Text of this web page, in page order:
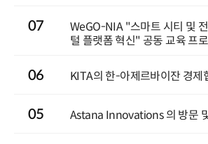
07
WeGO-NIA "스마트 시티 및
털 플랫폼 혁신" 공동 교육 프
06 KITA의 한-아제르바이잔 경제
05 Astana Innovations 의 방문